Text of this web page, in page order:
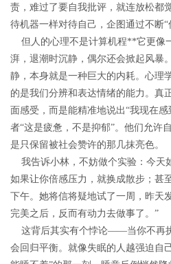
责，难过了要自我批评，就连放松都
待机器一样对待自己，企图通过不断“
但人的心理不是计算机程**它更像
湃，退潮时沉静，偶尔还会掀起风暴
静，本身就是一种巨大的内耗。心理
的是我们分辨和表达情绪的能力。真
面感受，而是能精准地说出“我现在
者“这是疲惫，不是抑郁”。他们允许
是只保留被社会赞许的那几抹亮色。
我告诉小林，不妨做个实验：今天
如果让你倍感压力，就换成散步；甚
下午。她将信将疑地试了一周，昨天
完美之后，反而有动力去做事了。”
这背后其实有个悖论——当你不再
会回归平衡。就像失眠的人越强迫自